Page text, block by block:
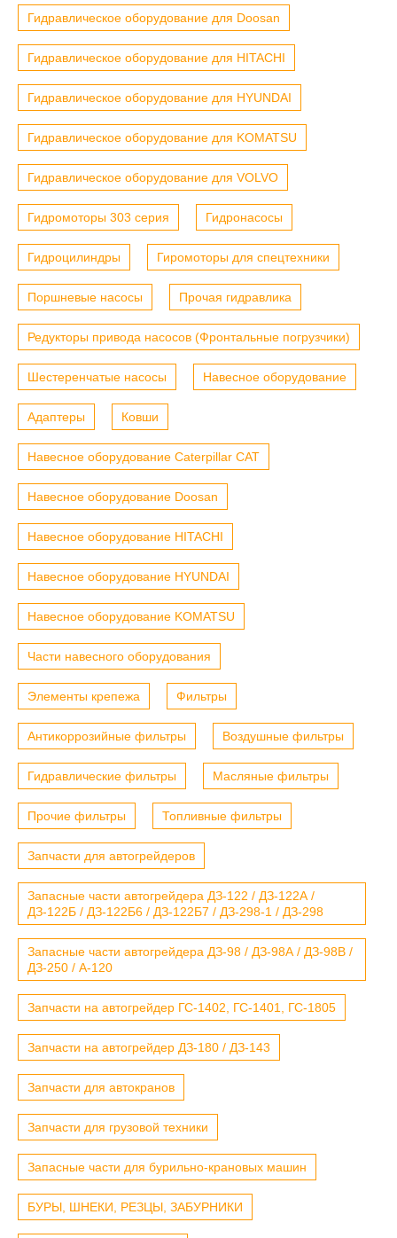
Гидравлическое оборудование для Doosan
Гидравлическое оборудование для HITACHI
Гидравлическое оборудование для HYUNDAI
Гидравлическое оборудование для KOMATSU
Гидравлическое оборудование для VOLVO
Гидромоторы 303 серия Гидронасосы
Гидроцилиндры Гиромоторы для спецтехники
Поршневые насосы Прочая гидравлика
Редукторы привода насосов (Фронтальные погрузчики)
Шестеренчатые насосы Навесное оборудование
Адаптеры Ковши
Навесное оборудование Caterpillar CAT
Навесное оборудование Doosan
Навесное оборудование HITACHI
Навесное оборудование HYUNDAI
Навесное оборудование KOMATSU
Части навесного оборудования
Элементы крепежа Фильтры
Антикоррозийные фильтры Воздушные фильтры
Гидравлические фильтры Масляные фильтры
Прочие фильтры Топливные фильтры
Запчасти для автогрейдеров
Запасные части автогрейдера ДЗ-122 / ДЗ-122А /
ДЗ-122Б / ДЗ-122Б6 / ДЗ-122Б7 / ДЗ-298-1 / ДЗ-298
Запасные части автогрейдера ДЗ-98 / ДЗ-98А / ДЗ-98В /
ДЗ-250 / А-120
Запчасти на автогрейдер ГС-1402, ГС-1401, ГС-1805
Запчасти на автогрейдер ДЗ-180 / ДЗ-143
Запчасти для автокранов
Запчасти для грузовой техники
Запасные части для бурильно-крановых машин
БУРЫ, ШНЕКИ, РЕЗЦЫ, ЗАБУРНИКИ